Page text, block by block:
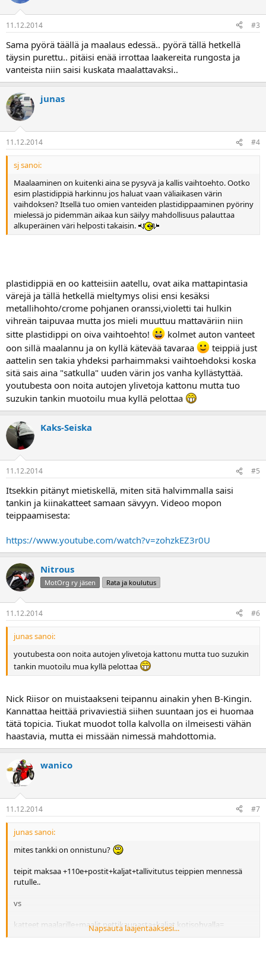
11.12.2014 #3
Sama pyörä täällä ja maalaus edessä.. pyörä tällä hetkellä
täysin purettu.. pitäisi enää irrottaa laakereita rungosta ja
vanteista niin saisi kuskata maalattavaksi..
junas
11.12.2014 #4
sj sanoi:
Maalaaminen on kuitenki aina se pysyvä ja kallis vaihtoehto. Ootko
esim plastidippiä harkinnu jos haluat vaan väliaikasen värin
vaihdoksen? Itsellä tuo omien vanteiden plastidippaaminen pyöriny
mielessä jo pidemmän aikaa kun säilyy mahdollisuus palauttaa
alkuperäinen väri helposti takaisin.
plastidippiä en oo katteisiin aatellu, ovat aika mattapintasia
värejä ja tällä hetkellä mieltymys olisi ensi kesäksi
metallihohto/crome pohjanen oranssi,violetti tai hulkin
vihreän taipuvaa mutta jos mieli muuttuu mattaväriin niin
sitte plastidippi on oiva vaihtoehto!
kolmet auton vanteet
oon sillä maalannu ja on kyllä kätevää tavaraa
teippiä just
aattelin sen takia yhdeksi parhaimmaksi vaihtoehdoksi koska
sitä sais aina "satkulla" uuden värin jos vanha kyllästyttää.
youtubesta oon noita autojen ylivetoja kattonu mutta tuo
suzukin tankin muotoilu mua kyllä pelottaa
Kaks-Seiska
11.12.2014 #5
Itsekkin pitänyt mietiskellä, miten sitä halvimmalla saisi
tankin ja kiinakatteet samaan sävyyn. Videoo mopon
teippaamisesta:
https://www.youtube.com/watch?v=zohzkEZ3r0U
Nitrous
MotOrg ry jäsen Rata ja koulutus
11.12.2014 #6
junas sanoi:
youtubesta oon noita autojen ylivetoja kattonu mutta tuo suzukin
tankin muotoilu mua kyllä pelottaa
Nick Riisor on muistaakseni teipannu ainakin yhen B-Kingin.
Kannattaa heittää privaviestiä siihen suuntaan jos ei huomaa
tätä topicia. Tiukat muodot tolla kalvolla on ilmeisesti vähän
haastavia, mutta ei missään nimessä mahdottomia.
wanico
11.12.2014 #7
junas sanoi:
mites tankki on onnistunu?
teipit maksaa +110e+postit+kaljat+tallivitutus teippien mennessä
rutulle..
vs
katteet maalarille+maalit nettikaupasta+kaljat kotisohvalla=
Napsauta laajentaaksesi...